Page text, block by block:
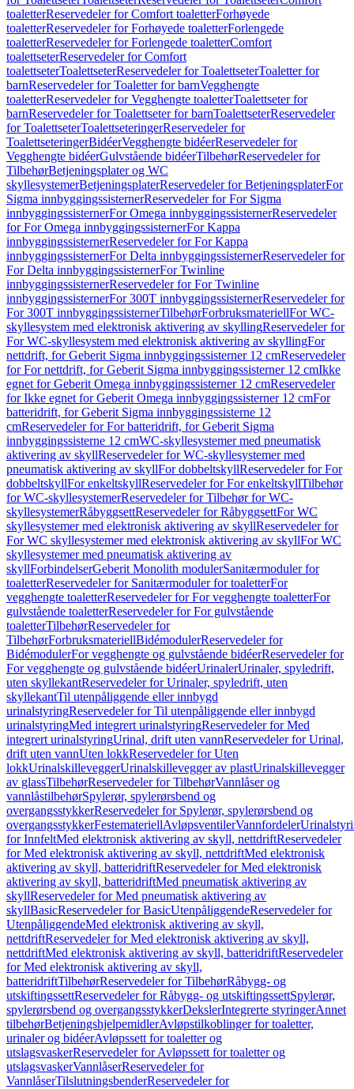
toaletterReservedeler for Comfort toaletterForhøyede
toaletterReservedeler for Forhøyede toaletterForlengede
toaletterReservedeler for Forlengede toaletterComfort
toalettseterReservedeler for Comfort
toalettseterToalettseterReservedeler for ToalettseterToaletter for
barnReservedeler for Toaletter for barnVegghengte
toaletterReservedeler for Vegghengte toaletterToalettseter for
barnReservedeler for Toalettseter for barnToalettseterReservedeler
for ToalettseterToalettseteringerReservedeler for
ToalettseteringerBidéerVegghengte bidéerReservedeler for
Vegghengte bidéerGulvstående bidéerTilbehørReservedeler for
TilbehørBetjeningsplater og WC
skyllesystemerBetjeningsplaterReservedeler for BetjeningsplaterFor
Sigma innbyggingssisternerReservedeler for For Sigma
innbyggingssisternerFor Omega innbyggingssisternerReservedeler
for For Omega innbyggingssisternerFor Kappa
innbyggingssisternerReservedeler for For Kappa
innbyggingssisternerFor Delta innbyggingssisternerReservedeler for
For Delta innbyggingssisternerFor Twinline
innbyggingssisternerReservedeler for For Twinline
innbyggingssisternerFor 300T innbyggingssisternerReservedeler for
For 300T innbyggingssisternerTilbehørForbruksmateriellFor WC-
skyllesystem med elektronisk aktivering av skyllingReservedeler for
For WC-skyllesystem med elektronisk aktivering av skyllingFor
nettdrift, for Geberit Sigma innbyggingssisterner 12 cmReservedeler
for For nettdrift, for Geberit Sigma innbyggingssisterner 12 cmIkke
egnet for Geberit Omega innbyggingssisterner 12 cmReservedeler
for Ikke egnet for Geberit Omega innbyggingssisterner 12 cmFor
batteridrift, for Geberit Sigma innbyggingssisterne 12
cmReservedeler for For batteridrift, for Geberit Sigma
innbyggingssisterne 12 cmWC-skyllesystemer med pneumatisk
aktivering av skyllReservedeler for WC-skyllesystemer med
pneumatisk aktivering av skyllFor dobbeltskyllReservedeler for For
dobbeltskyllFor enkeltskyllReservedeler for For enkeltskyllTilbehør
for WC-skyllesystemerReservedeler for Tilbehør for WC-
skyllesystemerRåbyggsettReservedeler for RåbyggsettFor WC
skyllesystemer med elektronisk aktivering av skyllReservedeler for
For WC skyllesystemer med elektronisk aktivering av skyllFor WC
skyllesystemer med pneumatisk aktivering av
skyllForbindelserGeberit Monolith modulerSanitærmoduler for
toaletterReservedeler for Sanitærmoduler for toaletterFor
vegghengte toaletterReservedeler for For vegghengte toaletterFor
gulvstående toaletterReservedeler for For gulvstående
toaletterTilbehørReservedeler for
TilbehørForbruksmateriellBidémodulerReservedeler for
BidémodulerFor vegghengte og gulvstående bidéerReservedeler for
For vegghengte og gulvstående bidéerUrinalerUrinaler, spyledrift,
uten skyllekantReservedeler for Urinaler, spyledrift, uten
skyllekantTil utenpåliggende eller innbygd
urinalstyringReservedeler for Til utenpåliggende eller innbygd
urinalstyringMed integrert urinalstyringReservedeler for Med
integrert urinalstyringUrinal, drift uten vannReservedeler for Urinal,
drift uten vannUten lokkReservedeler for Uten
lokkUrinalskilleveggerUrinalskillevegger av plastUrinalskillevegger
av glassTilbehørReservedeler for TilbehørVannlåser og
vannlåstilbehørSpylerør, spylerørsbend og
overgangsstykkerReservedeler for Spylerør, spylerørsbend og
overgangsstykkerFestemateriellAvløpsventilerVannfordeler
for InnfeltMed elektronisk aktivering av skyll, nettdriftReservedeler
for Med elektronisk aktivering av skyll, nettdriftMed elektronisk
aktivering av skyll, batteridriftReservedeler for Med elektronisk
aktivering av skyll, batteridriftMed pneumatisk aktivering av
skyllReservedeler for Med pneumatisk aktivering av
skyllBasicReservedeler for BasicUtenpåliggendeReservedeler for
UtenpåliggendeMed elektronisk aktivering av skyll,
nettdriftReservedeler for Med elektronisk aktivering av skyll,
nettdriftMed elektronisk aktivering av skyll, batteridriftReservedeler
for Med elektronisk aktivering av skyll,
batteridriftTilbehørReservedeler for TilbehørRåbygg- og
utskiftingssettReservedeler for Råbygg- og utskiftingssettSpylerør,
spylerørsbend og overgangsstykkerDekslerIntegrerte styringerAnnet
tilbehørBetjeningshjelpemidlerAvløpstilkoblinger for toaletter,
urinaler og bidéerAvløpssett for toaletter og
utslagsvaskerReservedeler for Avløpssett for toaletter og
utslagsvaskerVannlåserReservedeler for
VannlåserTilslutningsbenderReservedeler for